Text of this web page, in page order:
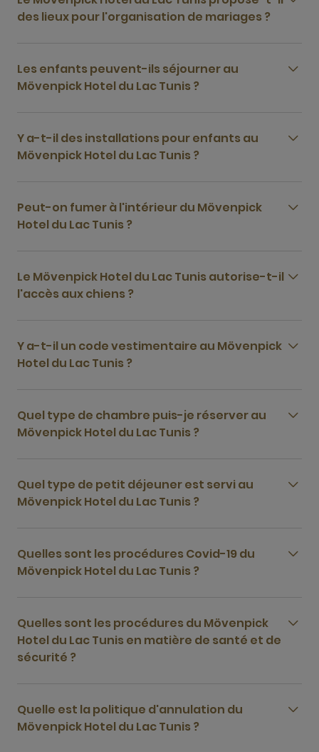
des lieux pour l'organisation de mariages ?
Les enfants peuvent-ils séjourner au
Mövenpick Hotel du Lac Tunis ?
Y a-t-il des installations pour enfants au
Mövenpick Hotel du Lac Tunis ?
Peut-on fumer à l'intérieur du Mövenpick
Hotel du Lac Tunis ?
Le Mövenpick Hotel du Lac Tunis autorise-t-il
l'accès aux chiens ?
Y a-t-il un code vestimentaire au Mövenpick
Hotel du Lac Tunis ?
Quel type de chambre puis-je réserver au
Mövenpick Hotel du Lac Tunis ?
Quel type de petit déjeuner est servi au
Mövenpick Hotel du Lac Tunis ?
Quelles sont les procédures Covid-19 du
Mövenpick Hotel du Lac Tunis ?
Quelles sont les procédures du Mövenpick
Hotel du Lac Tunis en matière de santé et de
sécurité ?
Quelle est la politique d'annulation du
Mövenpick Hotel du Lac Tunis ?